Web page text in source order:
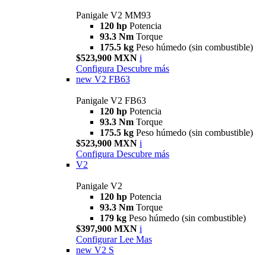
Panigale V2 MM93
120 hp Potencia
93.3 Nm Torque
175.5 kg Peso húmedo (sin combustible)
$523,900 MXN i
Configura Descubre más
new V2 FB63
Panigale V2 FB63
120 hp Potencia
93.3 Nm Torque
175.5 kg Peso húmedo (sin combustible)
$523,900 MXN i
Configura Descubre más
V2
Panigale V2
120 hp Potencia
93.3 Nm Torque
179 kg Peso húmedo (sin combustible)
$397,900 MXN i
Configurar Lee Mas
new V2 S